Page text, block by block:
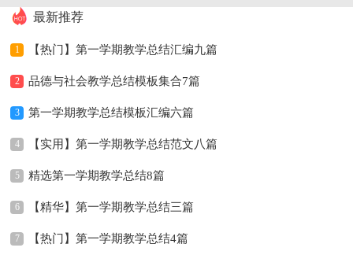
最新推荐
1 【热门】第一学期教学总结汇编九篇
2 品德与社会教学总结模板集合7篇
3 第一学期教学总结模板汇编六篇
4 【实用】第一学期教学总结范文八篇
5 精选第一学期教学总结8篇
6 【精华】第一学期教学总结三篇
7 【热门】第一学期教学总结4篇